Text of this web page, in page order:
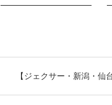
【ジェクサー・新潟・